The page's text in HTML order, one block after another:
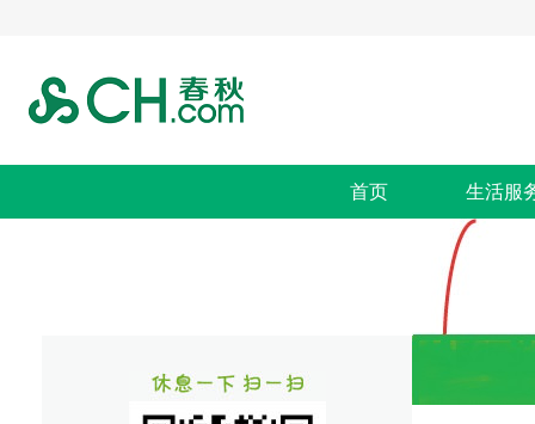
首页 生活服